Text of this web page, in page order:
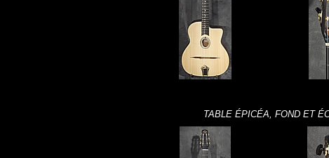
TABLE ÉPICÉA, FOND ET